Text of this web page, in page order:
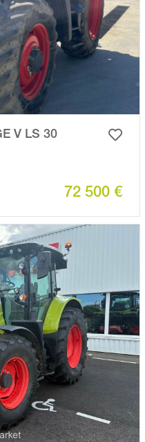
V LS 30
72 500 €